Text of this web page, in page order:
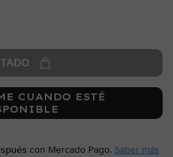
CUANDO ESTÉ
con Mercado Pago. Saber más